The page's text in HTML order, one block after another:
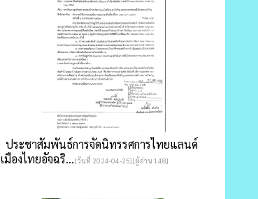
ประชาสัมพันธ์การจัดนิทรรศการไทยแลนด์
เมืองไทยอัจฉริ...[วันที่ 2024-04-25][ผู้อ่าน 148]